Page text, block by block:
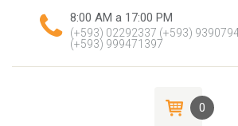
8:00 AM a 17:00 PM
(+593) 02292337 (+593)
(+593) 999471397
0